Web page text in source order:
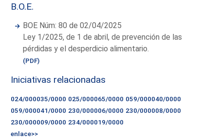
B.O.E.
BOE Núm: 80 de 02/04/2025
Ley 1/2025, de 1 de abril, de prevención de las
pérdidas y el desperdicio alimentario.
(PDF)
Iniciativas relacionadas
024/000035/0000 025/000065/0000 059/000040/0000
059/000041/0000 230/000006/0000 230/000008/0000
230/000009/0000 234/000019/0000
enlace>>